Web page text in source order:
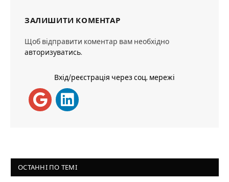
ЗАЛИШИТИ КОМЕНТАР
Щоб відправити коментар вам необхідно
авторизуватись.
Вхід/реєстрація через соц. мережі
ОСТАННІ ПО ТЕМІ